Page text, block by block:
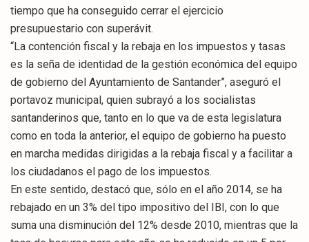
tiempo que ha conseguido cerrar el ejercicio
presupuestario con superávit.
“La contención fiscal y la rebaja en los impuestos y tasas
es la seña de identidad de la gestión económica del equipo
de gobierno del Ayuntamiento de Santander”, aseguró el
portavoz municipal, quien subrayó a los socialistas
santanderinos que, tanto en lo que va de esta legislatura
como en toda la anterior, el equipo de gobierno ha puesto
en marcha medidas dirigidas a la rebaja fiscal y a facilitar a
los ciudadanos el pago de los impuestos.
En este sentido, destacó que, sólo en el año 2014, se ha
rebajado en un 3% del tipo impositivo del IBI, con lo que
suma una disminución del 12% desde 2010, mientras que la